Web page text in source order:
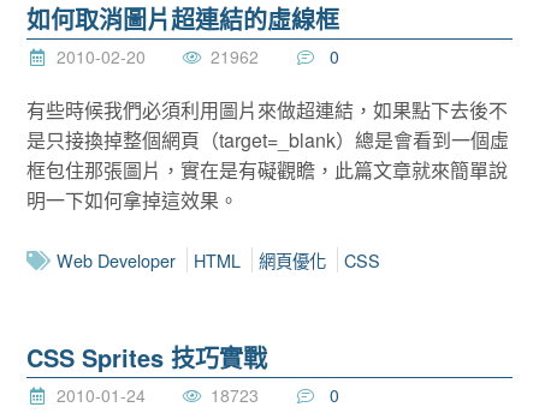
如何取消圖片超連結的虛線框
2010-02-20 21962 0
有些時候我們必須利用圖片來做超連結，如果點下去後不
是只接換掉整個網頁（target=_blank）總是會看到一個虛
框包住那張圖片，實在是有礙觀瞻，此篇文章就來簡單說
明一下如何拿掉這效果。
Web Developer HTML 網頁優化 CSS
CSS Sprites 技巧實戰
2010-01-24 18723 0